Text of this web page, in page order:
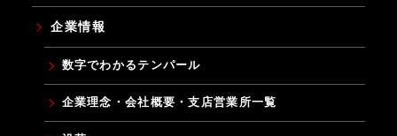
位または本規約に基づく権利もしくは義務を第三者に譲渡し，ま
たは担保に供することはできません。
第16条（準拠法・裁判管轄）
本規約の解釈にあたっては，日本法を準拠法とします。
本システムに関して紛争が生じた場合には，当社の本店所
企業情報
数字でわかるテンパール
企業理念・会社概要・支店営業所一覧